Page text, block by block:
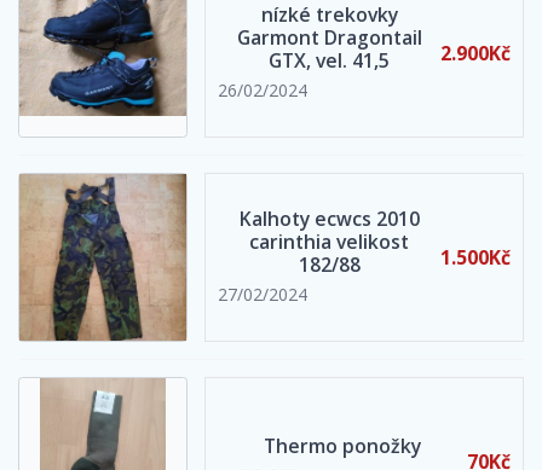
nízké trekovky
Garmont Dragontail
GTX, vel. 41,5
26/02/2024
2.900Kč
Kalhoty ecwcs 2010
carinthia velikost
182/88
27/02/2024
1.500Kč
Thermo ponožky
70Kč